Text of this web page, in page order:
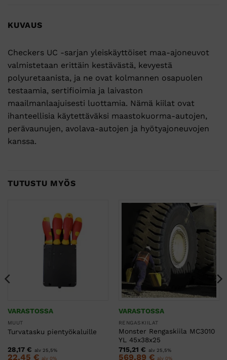
KUVAUS
Checkers UC -sarjan yleiskäyttöiset maa-ajoneuvot
valmistetaan erittäin kestävästä, kevyestä
polyuretaanista, ja ne ovat kolmannen osapuolen
testaamia, sertifioimia ja laivaston
maailmanlaajuisesti luottamia. Nämä kiilat ovat
ihanteellisia käytettäväksi maastokuorma-autojen,
perävaunujen, avolava-autojen ja hyötyajoneuvojen
kanssa.
TUTUSTU MYÖS
VARASTOSSA
MUUT
Turvatasku pientyökaluille
28,17 € alv 25,5%
22,45 € alv 0%
VARASTOSSA
RENGASKIILAT
Monster Rengaskiila MC3010
YL 45x38x25
715,21 € alv 25,5%
569,89 € alv 0%